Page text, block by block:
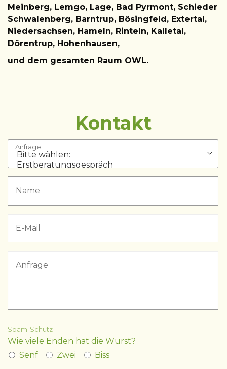
Meinberg, Lemgo, Lage, Bad Pyrmont, Schieder
Schwalenberg, Barntrup, Bösingfeld, Extertal,
Niedersachsen, Hameln, Rinteln, Kalletal,
Dörentrup, Hohenhausen,
und dem gesamten Raum OWL.
Kontakt
Anfrage
Spam-Schutz
Wie viele Enden hat die Wurst?
Senf
Zwei Biss